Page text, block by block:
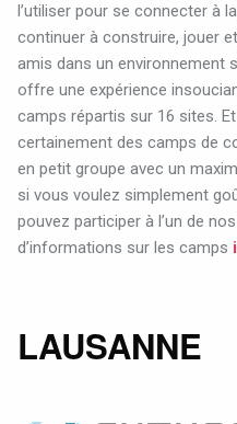
l’utiliser pour se connecter à
continuer à construire, jouer
amis dans un environnement
offre une expérience
camps répartis sur 16 sites.
certainement des camps de
en petit groupe avec un
si vous voulez simplement
pouvez participer à l’un de
d’informations sur les camps
LAUSANNE